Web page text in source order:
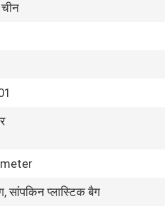
सांपकिन प्लास्टिक बैग